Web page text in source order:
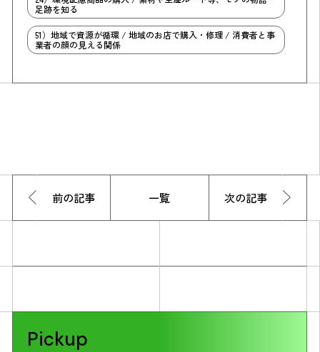
足跡を知る
51）地域で資源が循環 / 地域のお店で購入・修理 / 消費者と事
業者の顔の見える関係
前の記事 一覧 次の記事
Pickup